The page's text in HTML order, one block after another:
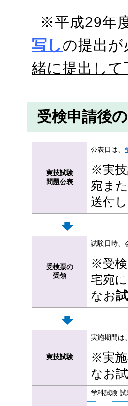
※平成29年
写しの提出
緒に提出して
受検申請後
実技試験
問題公表
公表日は、
※実技
宛ま
送付
受検票の
受領
試験日時、
※受検
宅宛
なお
実技試験
実施期間は
※実施
なお
学科試験